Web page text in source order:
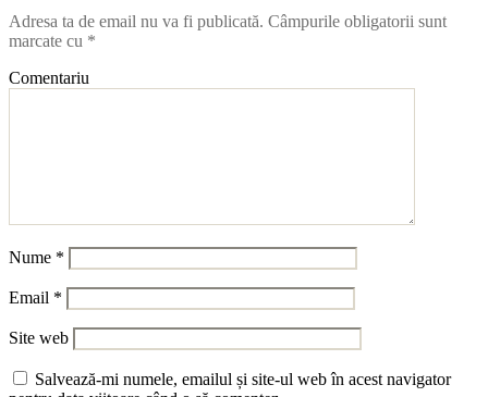
Adresa ta de email nu va fi publicată. Câmpurile obligatorii sunt
marcate cu *
Comentariu
Nume *
Email *
Site web
Salvează-mi numele, emailul și site-ul web în acest navigator